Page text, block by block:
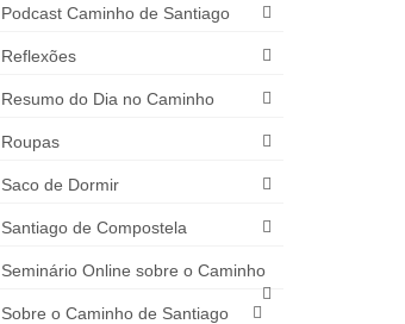
Podcast Caminho de Santiago
Reflexões
Resumo do Dia no Caminho
Roupas
Saco de Dormir
Santiago de Compostela
Seminário Online sobre o Caminho
Sobre o Caminho de Santiago